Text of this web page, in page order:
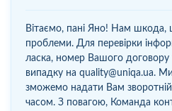
Вітаємо, пані Яно! Нам шкода,
проблеми. Для перевірки
ласка, номер Вашого договору
випадку на quality@uniqa.ua.
зможемо надати Вам
часом. З повагою, Команда